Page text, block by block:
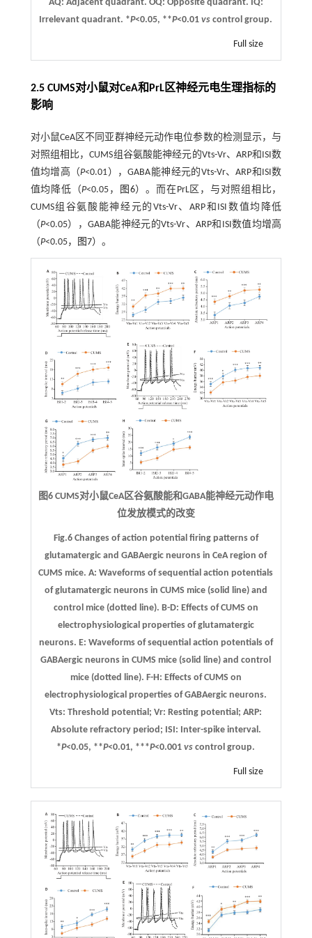
AQ: Adjacent quadrant. OQ: Opposite quadrant. IQ:
Irrelevant quadrant. *P<0.05, **P<0.01vs control group.
Full size
2.5 CUMS对小鼠对CeA和PrL区神经元电生理指标的
影响
对小鼠CeA区不同亚群神经元动作电位参数的检测显示，与
对照组相比，CUMS组谷氨酸能神经元的Vts-Vr、ARP和ISI数
值均增高（P<0.01），GABA能神经元的Vts-Vr、ARP和ISI数
值均降低（P<0.05， 图6）。而在PrL区，与对照组相比，
CUMS组谷氨酸能神经元的Vts-Vr、ARP和ISI数值均降低
（P<0.05），GABA能神经元的Vts-Vr、ARP和ISI数值均增高
（P<0.05， 图7）。
图6 CUMS对小鼠CeA区谷氨酸能和GABA能神经元动作电
位发放模式的改变
Fig.6 Changes of action potential firing patterns of
glutamatergic and GABAergic neurons in CeA region of
CUMS mice.A: Waveforms of sequential action potentials
of glutamatergic neurons in CUMS mice (solid line) and
control mice (dotted line). B-D: Effects of CUMS on
electrophysiological properties of glutamatergic
neurons. E: Waveforms of sequential action potentials of
GABAergic neurons in CUMS mice (solid line) and control
mice (dotted line). F-H: Effects of CUMS on
electrophysiological properties of GABAergic neurons.
Vts: Threshold potential; Vr: Resting potential; ARP:
Absolute refractory period; ISI: Inter-spike interval.
*P<0.05, **P<0.01, ***P<0.001vs control group.
Full size